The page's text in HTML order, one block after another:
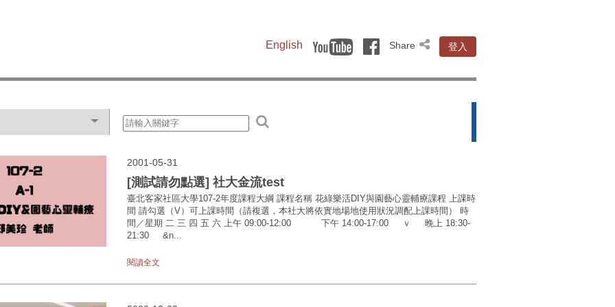
English Share 登入
2001-05-31
[測試請勿點選] 社大金流test
臺北客家社區大學107-2年度課程大綱 課程名稱 花綠樂活DIY與園藝心靈輔療課程 上課時
間 請勾選（V）可上課時間（請複選，本社大將依實地場地使用狀況調配上課時間） 時
間／星期 二 三 四 五 六 上午 09:00-12:00 下午 14:00-17:00 ｖ 晚上 18:30-
21:30 &n...
閱讀全文